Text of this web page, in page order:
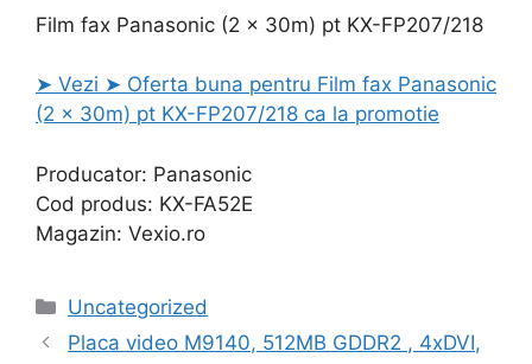
Film fax Panasonic (2 x 30m) pt KX-FP207/218
➤ Vezi ➤ Oferta buna pentru Film fax Panasonic
(2 x 30m) pt KX-FP207/218 ca la promotie
Producator: Panasonic
Cod produs: KX-FA52E
Magazin: Vexio.ro
Categories
Uncategorized
Placa video M9140, 512MB GDDR2 , 4xDVI,